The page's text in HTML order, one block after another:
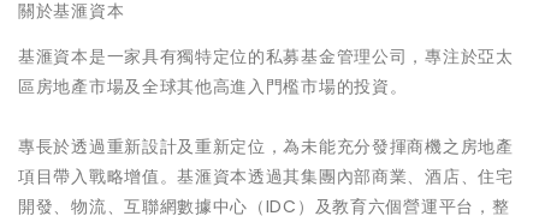
關於基滙資本
基滙資本是一家具有獨特定位的私募基金管理公司，專注於亞太
區房地產市場及全球其他高進入門檻市場的投資。
專長於透過重新設計及重新定位，為未能充分發揮商機之房地產
項目帶入戰略增值。基滙資本透過其集團內部商業、酒店、住宅
開發、物流、互聯網數據中心（IDC）及教育六個營運平台，整